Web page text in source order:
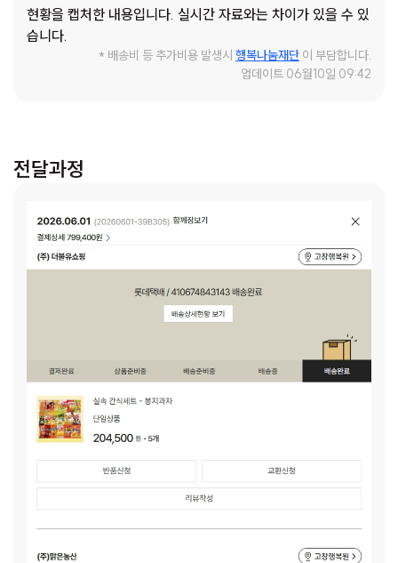
현황을 캡처한 내용입니다. 실시간 자료와는 차이가 있을 수 있
습니다.
* 배송비 등 추가비용 발생시 행복나눔재단 이 부담합니다.
업데이트 06월10일 09:42
전달과정